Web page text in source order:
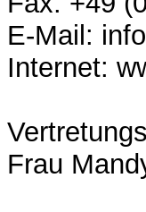
E-Mail:
Internet:
Frau